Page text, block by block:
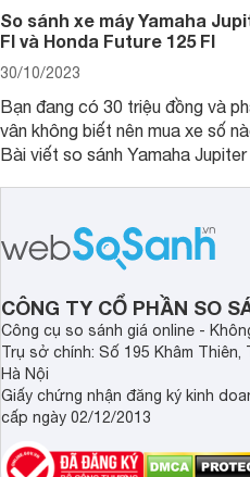
So sánh xe máy Yamaha
FI và Honda Future 125 FI
30/10/2023
Bạn đang có 30 triệu đồng và
vân không biết nên mua xe số
Bài viết so sánh Yamaha Jupiter
CÔNG TY CỔ PHẦN SO
Công cụ so sánh giá online -
Trụ sở chính: Số 195 Khâm Thiên,
Hà Nội
Giấy chứng nhận đăng ký kinh
cấp ngày 02/12/2013